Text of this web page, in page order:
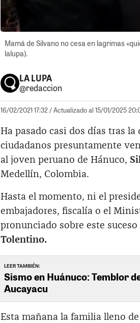
Mamá de Silvano no cesa en lagrimas
lalupa).
LA LUPA
@redaccion
16/02/2021 17:32/ Actualizado al 15/01/2025
Ha pasado casi dos días tras
ciudadanos presuntamente
al joven peruano de Hánuco,
Medellín, Colombia.
Hasta el momento, ni el
embajadores, fiscalía o el
pronunciado sobre este
Tolentino.
LEER TAMBIÉN:
Sismo en Huánuco: Temblor
Aucayacu
Esta mañana la familia lleno